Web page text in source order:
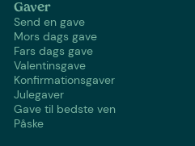
Gaver
Send en gave
Mors dags gave
Fars dags gave
Valentinsgave
Konfirmationsgaver
Julegaver
Gave til bedste ven
Påske